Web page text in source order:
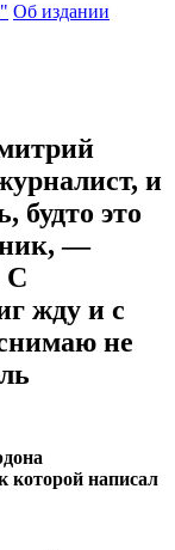
Об издании
и
будто это
—
С
жду и с
не
которой написал